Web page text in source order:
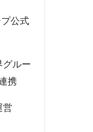
公式
グルー
携
営